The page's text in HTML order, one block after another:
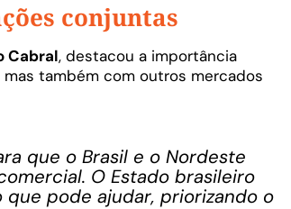
conjuntas
Cabral, destacou a importância
mas também com outros mercados
que o Brasil e o Nordeste
O Estado brasileiro
pode ajudar, priorizando o